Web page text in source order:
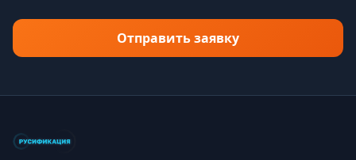
Отправить заявку